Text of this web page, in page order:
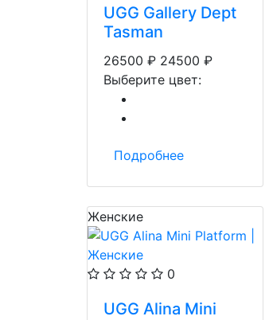
UGG Gallery Dept
Tasman
26500 ₽ 24500 ₽
Выберите цвет:
Подробнее
Женские
0
UGG Alina Mini